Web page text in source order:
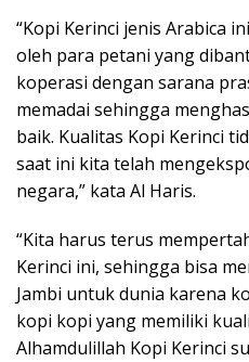
“Kopi Kerinci jenis Arabica
oleh para petani yang
koperasi dengan sarana
memadai sehingga
baik. Kualitas Kopi Kerinci
saat ini kita telah
negara,” kata Al Haris.
“Kita harus terus
Kerinci ini, sehingga bisa
Jambi untuk dunia karena
kopi kopi yang memiliki
Alhamdulillah Kopi Kerinci